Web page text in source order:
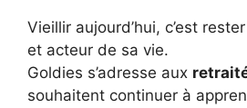
Vieillir aujourd’hui, c’est
et acteur de sa vie.
Goldies s’adresse aux
souhaitent continuer à